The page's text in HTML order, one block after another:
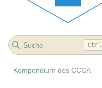
Suche Ctrl
Kompendium des CCCA